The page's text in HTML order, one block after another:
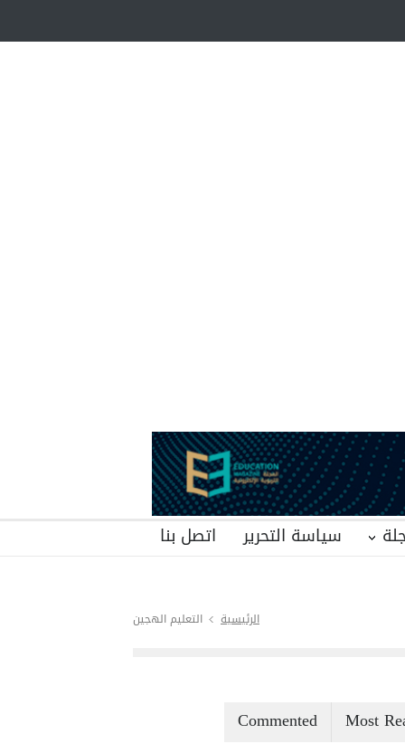
وأبناء
سياسة التحرير اتصل بنا
الرئيسية التعليم الهجين
Most
Commented